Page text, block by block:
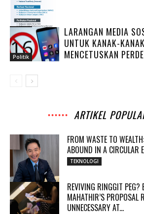
Politik
LARANGAN MEDIA
UNTUK KANAK-
MENCETUSKAN
ARTIKEL
FROM WASTE TO
ABOUND IN A CIRCULAR
TEKNOLOGI
REVIVING RINGGIT PEG?
MAHATHIR’S PROPOSAL
UNNECESSARY AT...